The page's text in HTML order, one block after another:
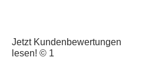
Jetzt Kundenbewertungen
lesen! © 1